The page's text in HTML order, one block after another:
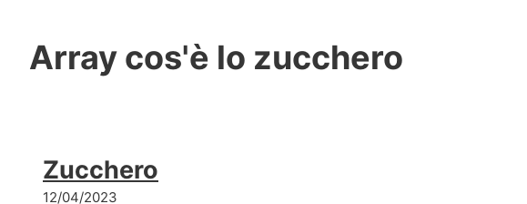
Array cos'è lo zucchero
Zucchero
12/04/2023